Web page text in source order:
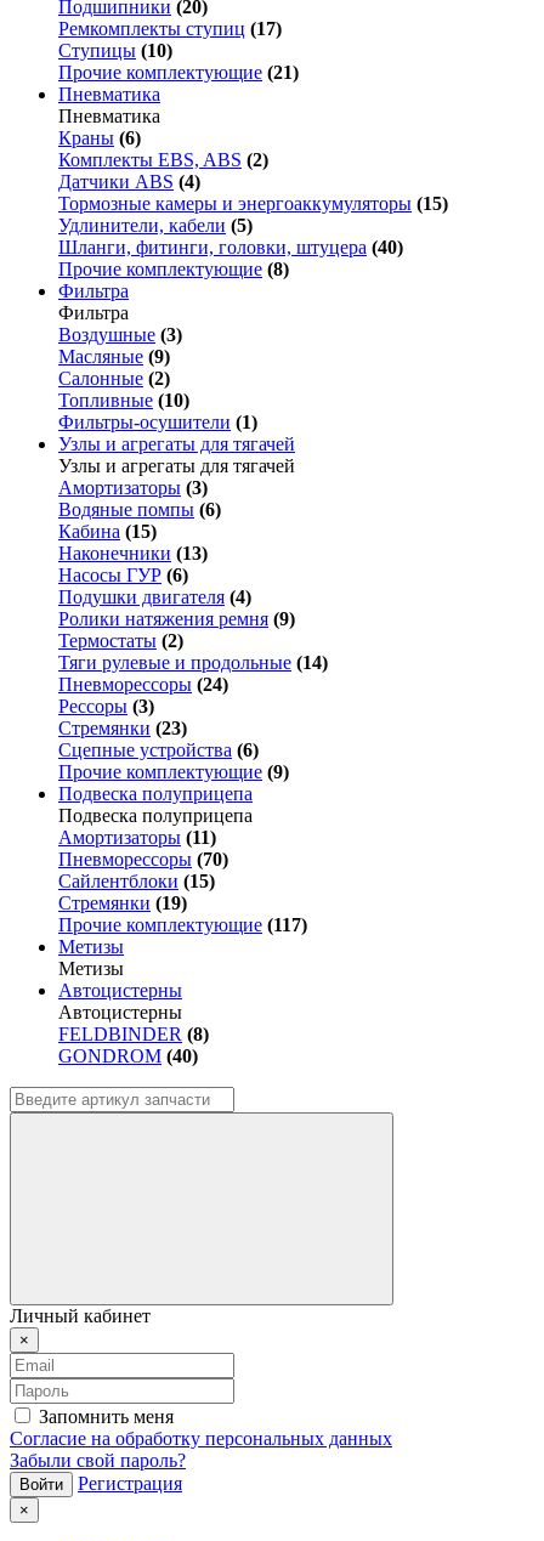
Подшипники (20)
Ремкомплекты ступиц (17)
Ступицы (10)
Прочие комплектующие (21)
Пневматика
Пневматика
Краны (6)
Комплекты EBS, ABS (2)
Датчики ABS (4)
Тормозные камеры и энергоаккумуляторы (15)
Удлинители, кабели (5)
Шланги, фитинги, головки, штуцера (40)
Прочие комплектующие (8)
Фильтра
Фильтра
Воздушные (3)
Масляные (9)
Салонные (2)
Топливные (10)
Фильтры-осушители (1)
Узлы и агрегаты для тягачей
Узлы и агрегаты для тягачей
Амортизаторы (3)
Водяные помпы (6)
Кабина (15)
Наконечники (13)
Насосы ГУР (6)
Подушки двигателя (4)
Ролики натяжения ремня (9)
Термостаты (2)
Тяги рулевые и продольные (14)
Пневморессоры (24)
Рессоры (3)
Стремянки (23)
Сцепные устройства (6)
Прочие комплектующие (9)
Подвеска полуприцепа
Подвеска полуприцепа
Амортизаторы (11)
Пневморессоры (70)
Сайлентблоки (15)
Стремянки (19)
Прочие комплектующие (117)
Метизы
Метизы
Автоцистерны
Автоцистерны
FELDBINDER (8)
GONDROM (40)
Личный кабинет
×
Запомнить меня
Согласие на обработку персональных данных
Забыли свой пароль?
Регистрация
×